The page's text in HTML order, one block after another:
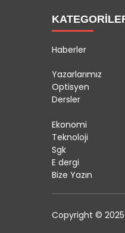
Haberler
Yazarlarımız
Optisyen
Dersler
Ekonomi
Teknoloji
Sgk
E dergi
Bize Yazın
Copyright © 2025